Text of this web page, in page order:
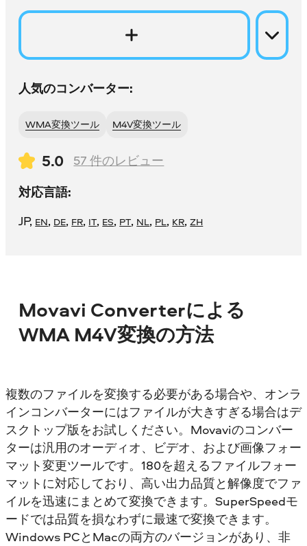
人気のコンバーター:
WMA変換ツール M4V変換ツール
5.0 57 件のレビュー
対応言語:
JP, EN, DE, FR, IT, ES, PT, NL, PL, KR,ZH
Movavi Converterによる
WMA M4V変換の方法
複数のファイルを変換する必要がある場合や、オンラ
インコンバーターにはファイルが大きすぎる場合はデ
スクトップ版をお試しください。Movaviのコンバー
ターは汎用のオーディオ、ビデオ、および画像フォー
マット変更ツールです。180を超えるファイルフォー
マットに対応しており、高い出力品質と解像度でファ
イルを迅速にまとめて変換できます。SuperSpeedモ
ードでは品質を損なわずに最速で変換できます。
Windows PCとMacの両方のバージョンがあり、非